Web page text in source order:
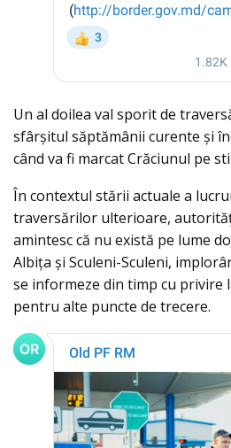
Un al doilea val sporit de
sfârșitul săptămânii curente și
când va fi marcat Crăciunul pe
În contextul stării actuale a
traversărilor ulterioare,
amintesc că nu există pe lume
Albița și Sculeni-Sculeni,
se informeze din timp cu privire
pentru alte puncte de trecere.